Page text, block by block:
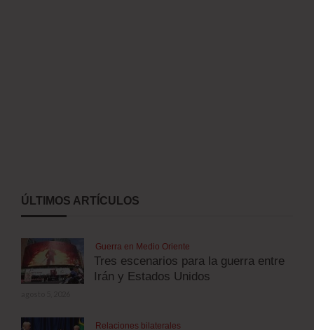
ÚLTIMOS ARTÍCULOS
Guerra en Medio Oriente
Tres escenarios para la guerra entre
Irán y Estados Unidos
Relaciones bilaterales